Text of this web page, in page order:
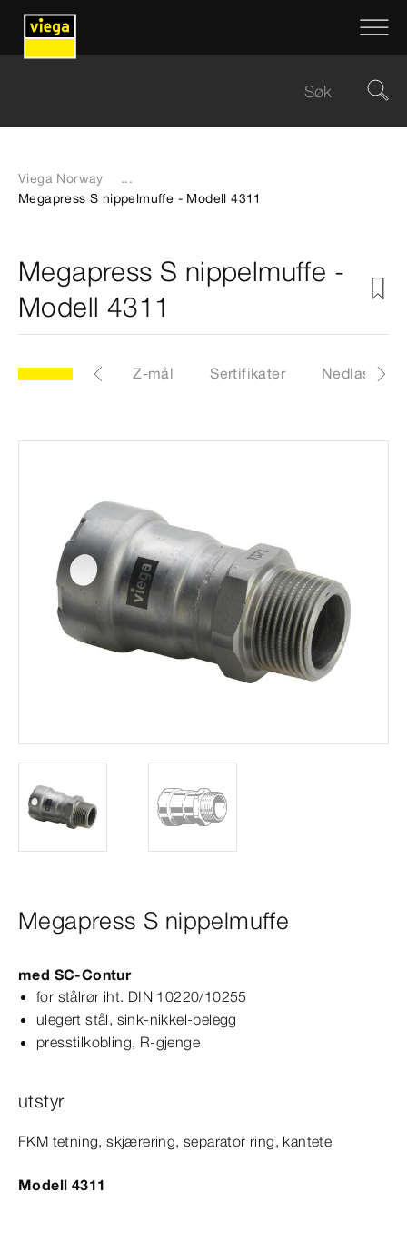
Viega Norway
...
Megapress S nippelmuffe - Modell 4311
Megapress S nippelmuffe -
Modell 4311
CAD-filer Z-mål Sertifikater
Megapress S nippelmuffe
med SC‑Contur
for stålrør iht. DIN 10220/10255
ulegert stål, sink-​nikkel-​belegg
presstilkobling, R-​gjenge
utstyr
FKM tetning, skjærering, separator ring, kantete
Modell 4311